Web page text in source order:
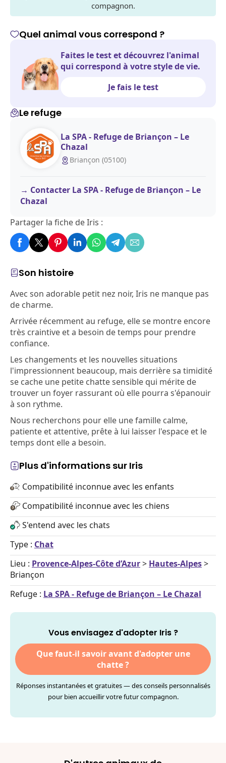
compagnon.
Son histoire
Avec son adorable petit nez noir, Iris ne manque pas
de charme.
Arrivée récemment au refuge, elle se montre encore
très craintive et a besoin de temps pour prendre
confiance.
Les changements et les nouvelles situations
l'impressionnent beaucoup, mais derrière sa timidité
se cache une petite chatte sensible qui mérite de
trouver un foyer rassurant où elle pourra s'épanouir
à son rythme.
Nous recherchons pour elle une famille calme,
patiente et attentive, prête à lui laisser l'espace et le
temps dont elle a besoin.
Plus d'informations sur Iris
Compatibilité inconnue avec les enfants
Compatibilité inconnue avec les chiens
S'entend avec les chats
Type : Chat
Lieu : Provence-Alpes-Côte d’Azur> Hautes-Alpes>
Briançon
Refuge : La SPA - Refuge de Briançon – Le Chazal
Vous envisagez d'adopter Iris ?
Que faut-il savoir avant d'adopter une
chatte ?
Réponses instantanées et gratuites — des conseils personnalisés
pour bien accueillir votre futur compagnon.
Quel animal vous correspond ?
Faites le test et découvrez l'animal
qui correspond à votre style de vie.
Je fais le test
Le refuge
La SPA - Refuge de Briançon – Le
Chazal
Briançon (05100)
Contacter La SPA - Refuge de Briançon – Le
Chazal
Partager la fiche de Iris :